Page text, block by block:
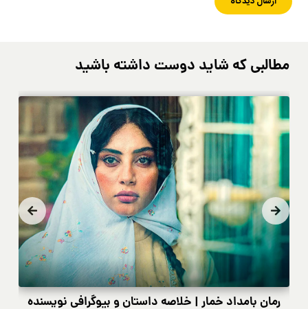
مطالبی که شاید دوست داشته باشید
رمان بامداد خمار | خلاصه داستان و بیوگرافی نویسنده